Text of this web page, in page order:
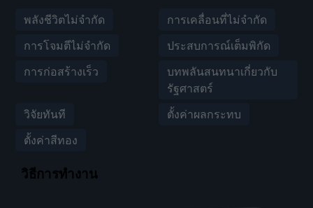
พลังชีวิตไม่จำกัด
การเคลื่อนที่ไม่จำกัด
การโจมตีไม่จำกัด
ประสบการณ์เต็มพิกัด
การก่อสร้างเร็ว
บทพลันสนทนาเกี่ยวกับ
รัฐศาสตร์
วิจัยทันที
ตั้งค่าผลกระทบ
ตั้งค่าสีทอง
วิธีการทำงาน